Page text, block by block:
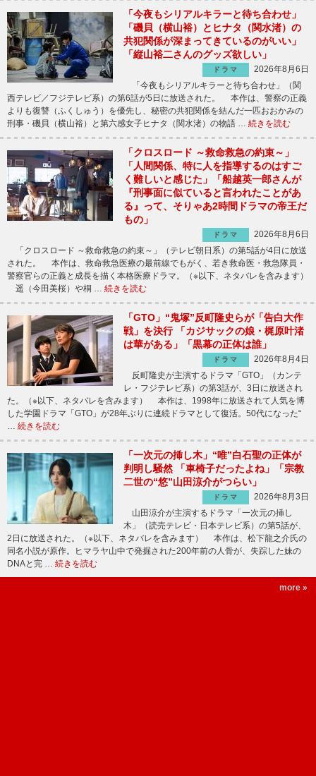
「今夜もシリアルキラーと待ち合わせ」
「磯貝（横山裕）とヒナタ（関水渚）の
共犯関係が深まってきているのがいい」
「縦山裕二さんのグッズ欲しい」
ドラマ
2026年8月6日
「今夜もシリアルキラーと待ち合わせ」（関
西テレビ／フジテレビ系）の第6話が5日に放送された。 本作は、警察の正義
よりも復讐（ふくしゅう）を優先し、秘密の共犯関係を結んだ一匹おおかみの
刑事・磯貝（横山裕）と第六感女子ヒナタ（関水渚）の物語 … 続きを読む
「クロスロード ～救命救急の約束～」
「人間関係、特に人を指導するのはすご
く難しいと感じた」「船越英一郎さんが
『刑事面に似ていると言われたことがあ
る』って、そりゃあ2時間ドラマの帝王だ
もの」
ドラマ
2026年8月6日
「クロスロード ～救命救急の約束～」（テレビ朝日系）の第5話が4日に放送
された。 本作は、救命救急医療の最前線でもがく、若き救命医・救急隊員・
警察官らの正義と成長を描く本格医療ドラマ。（※以下、ネタバレを含みます）
遥（今田美桜）や桐 … 続きを読む
「GTO」“鬼塚”反町隆史らが「告白大作
戦」を決行 「カジサックの娘・梶原叶渚
は華がある」「黒幕の正体は誰」
ドラマ
2026年8月4日
反町隆史が主演するドラマ「GTO」（カンテ
レ・フジテレビ系）の第3話が、3日に放送され
た。（※以下、ネタバレを含みます） 本作は、1998年に放送されて人気を博
した学園ドラマ「GTO」が28年ぶりに連続ドラマとして復活。50代になった“
… 続きを読む
「一次元の挿し木」“唯”白石聖の正体が
判明し騒然 「車椅子だったよね」「宗教
二世の“悠”山田涼介がつらい」
ドラマ
2026年8月3日
山田涼介が主演するドラマ「一次元の挿し
木」（読売テレビ・日本テレビ系）の第5話が、
2日に放送された。（※以下、ネタバレを含みます） 本作は、松下龍之介氏の
同名小説が原作。ヒマラヤ山中で発掘された200年前の人骨が、失踪した妹の
DNAと完 … 続きを読む
more »